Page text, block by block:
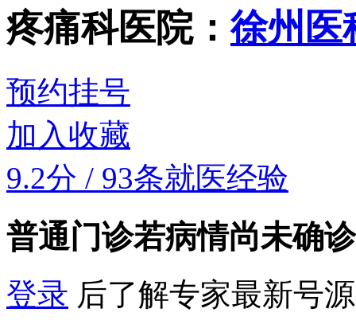
疼痛科医院：徐州医
预约挂号
加入收藏
9.2分 / 93条就医经验
普通门诊若病情尚未确
登录 后了解专家最新号